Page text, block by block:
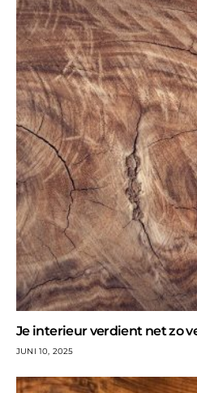
Je interieur verdient net zo
JUNI 10, 2025